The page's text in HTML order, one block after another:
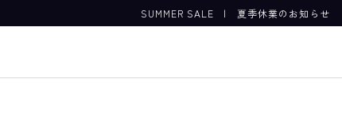
SUMMER SALE |夏季休業のお知らせ